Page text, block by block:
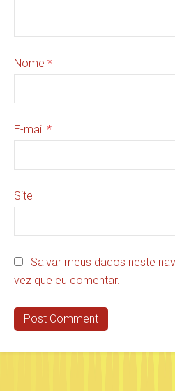
Nome *
E-mail *
Site
Salvar meus dados neste
vez que eu comentar.